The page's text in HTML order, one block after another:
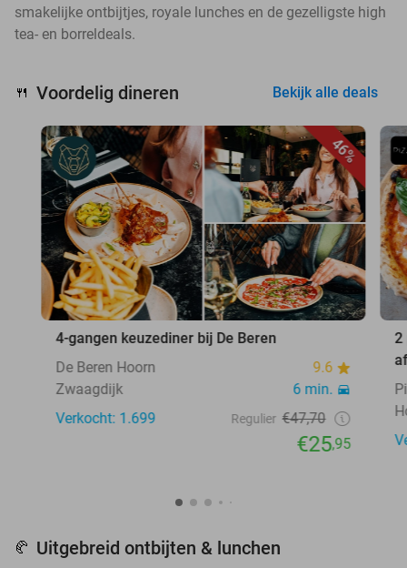
smakelijke ontbijtjes, royale lunches en de gezelligste high
tea- en borreldeals.
🍴 Voordelig dineren Bekijk alle deals
46%
4-gangen keuzediner bij De Beren
De Beren Hoorn
9.6
Zwaagdijk
6 min.
Verkocht: 1.699
Regulier €47,70
€25,95
2
🥐 Uitgebreid ontbijten & lunchen